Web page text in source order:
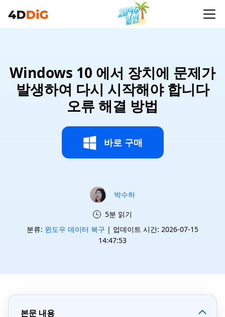
Windows 10 에서 장치에 문제가
발생하여 다시 시작해야 합니다
오류 해결 방법
바로 구매
박수하
5분 읽기
분류: 윈도우 데이터 복구 | 업데이트 시간: 2026-07-15
14:47:53
본문 내용